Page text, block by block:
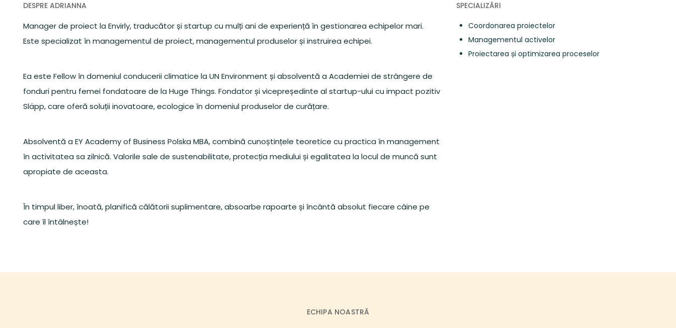
DESPRE ADRIANNA
Manager de proiect la Envirly, traducător și startup cu mulți ani de experiență în gestionarea echipelor mari.
Este specializat în managementul de proiect, managementul produselor și instruirea echipei.
Ea este Fellow în domeniul conducerii climatice la UN Environment și absolventă a Academiei de strângere de
fonduri pentru femei fondatoare de la Huge Things. Fondator și vicepreședinte al startup-ului cu impact pozitiv
Släpp, care oferă soluții inovatoare, ecologice în domeniul produselor de curățare.
Absolventă a EY Academy of Business Polska MBA, combină cunoștințele teoretice cu practica în management
în activitatea sa zilnică. Valorile sale de sustenabilitate, protecția mediului și egalitatea la locul de muncă sunt
apropiate de aceasta.
În timpul liber, înoată, planifică călătorii suplimentare, absoarbe rapoarte și încântă absolut fiecare câine pe
care îl întâlnește!
SPECIALIZĂRI
Coordonarea proiectelor
Managementul activelor
Proiectarea și optimizarea proceselor
ECHIPA NOASTRĂ